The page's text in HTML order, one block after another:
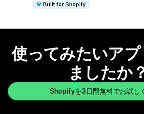
Built for Shopify
使ってみたいアプ
ましたか
Shopifyを3日間無料でお試し